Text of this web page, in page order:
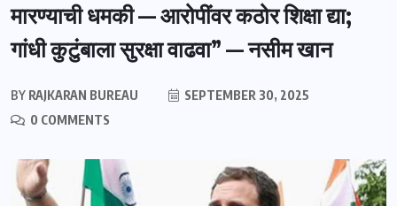
मारण्याची धमकी — आरोपींवर कठोर शिक्षा द्या;
गांधी कुटुंबाला सुरक्षा वाढवा” — नसीम खान
BY RAJKARAN BUREAU
SEPTEMBER 30, 2025
0 COMMENTS